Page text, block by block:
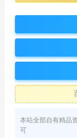
本站全部自有精品
可